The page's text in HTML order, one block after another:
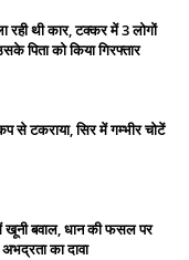
रही थी कार, टक्कर में 3 लोगों
पिता को किया गिरफ्तार
से टकराया, सिर में गम्भीर चोटें
खूनी बवाल, धान की फसल पर
का दावा